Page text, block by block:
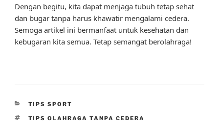
Dengan begitu, kita dapat menjaga tubuh tetap sehat
dan bugar tanpa harus khawatir mengalami cedera.
Semoga artikel ini bermanfaat untuk kesehatan dan
kebugaran kita semua. Tetap semangat berolahraga!
CATEGORIES
TIPS SPORT
TAGS
TIPS OLAHRAGA TANPA CEDERA